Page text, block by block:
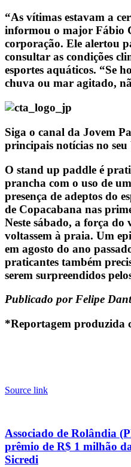
“As vítimas estavam a
informou o major Fábio
corporação. Ele alertou
consultar as condições
esportes aquáticos. “Se
chuva ou mar agitado,
Siga o canal da Jovem
principais notícias no
O stand up paddle é
prancha com o uso de
presença de adeptos do
de Copacabana nas
Neste sábado, a força
voltassem à praia. Um
em agosto do ano
praticantes também
serem surpreendidos
Publicado por Felipe
*Reportagem produzida
Source link
Associado de Rolândia
prêmio de R$ 1 milhão
Sicredi